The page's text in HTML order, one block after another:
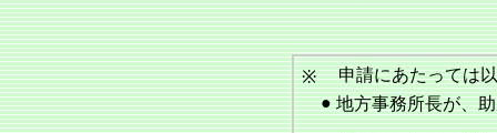
※ 申請にあたっては以
● 地方事務所長が、